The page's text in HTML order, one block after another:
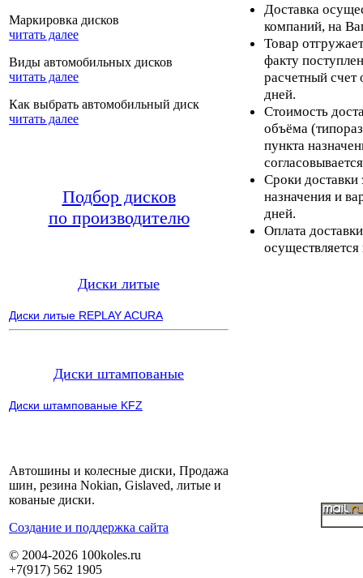
Маркировка дисков
читать далее
Виды автомобильных дисков
читать далее
Как выбрать автомобильный диск
читать далее
Подбор дисков
по производителю
Диски литые
Диски литые REPLAY ACURA
Диски штампованые
Диски штампованые KFZ
Доставка
компаний, на
Товар
факту
расчетный счет
дней.
Стоимость
объёма
пункта
Сроки доставки
назначения и
дней.
Оплата
Автошины и колесные диски, Продажа
шин, резина Nokian, Gislaved, литые и
кованые диски.
Cоздание и поддержка сайта
© 2004-2026 100koles.ru
+7(917) 562 1905